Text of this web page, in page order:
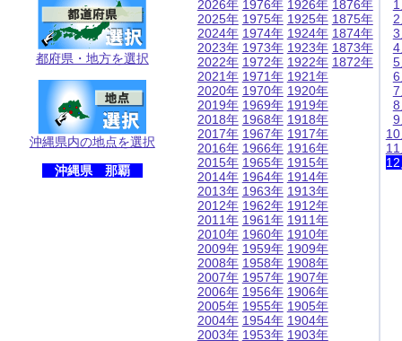
都府県・地方を選択
沖縄県内の地点を選択
沖縄県 那覇
2026年
2025年
2024年
2023年
2022年
2021年
2020年
2019年
2018年
2017年
2016年
2015年
2014年
2013年
2012年
2011年
2010年
2009年
2008年
2007年
2006年
2005年
2004年
2003年
1976年
1975年
1974年
1973年
1972年
1971年
1970年
1969年
1968年
1967年
1966年
1965年
1964年
1963年
1962年
1961年
1960年
1959年
1958年
1957年
1956年
1955年
1954年
1953年
1926年
1925年
1924年
1923年
1922年
1921年
1920年
1919年
1918年
1917年
1916年
1915年
1914年
1913年
1912年
1911年
1910年
1909年
1908年
1907年
1906年
1905年
1904年
1903年
1876年
1875年
1874年
1873年
1872年